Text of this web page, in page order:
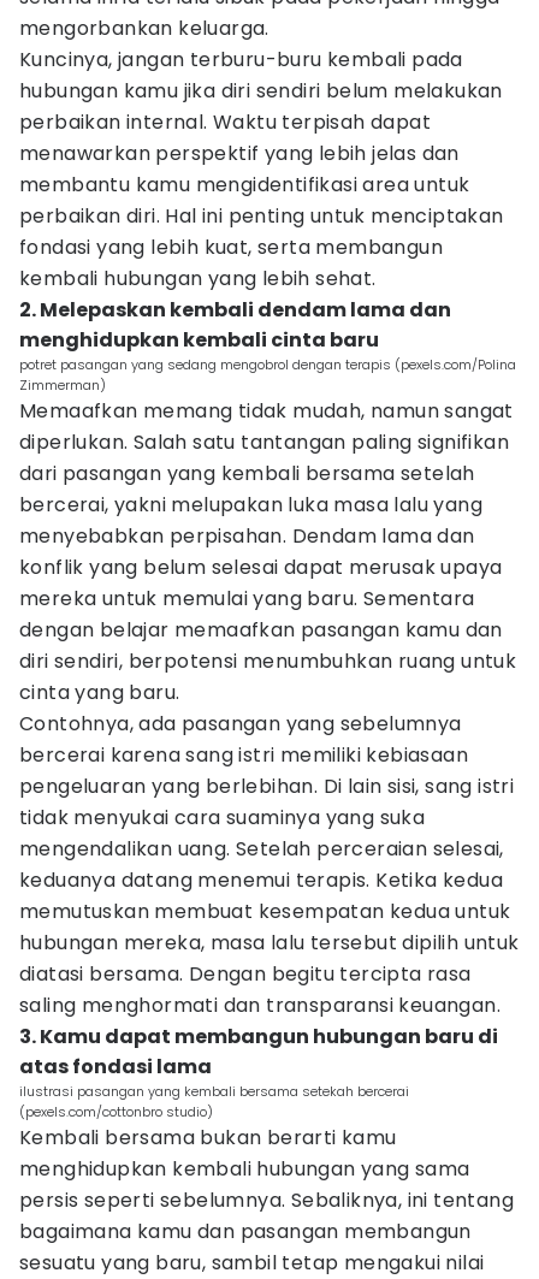
mengorbankan keluarga.
Kuncinya, jangan terburu-buru kembali pada
hubungan kamu jika diri sendiri belum melakukan
perbaikan internal. Waktu terpisah dapat
menawarkan perspektif yang lebih jelas dan
membantu kamu mengidentifikasi area untuk
perbaikan diri. Hal ini penting untuk menciptakan
fondasi yang lebih kuat, serta membangun
kembali hubungan yang lebih sehat.
2. Melepaskan kembali dendam lama dan
menghidupkan kembali cinta baru
potret pasangan yang sedang mengobrol dengan terapis (pexels.com/Polina
Zimmerman)
Memaafkan memang tidak mudah, namun sangat
diperlukan. Salah satu tantangan paling signifikan
dari pasangan yang kembali bersama setelah
bercerai, yakni melupakan luka masa lalu yang
menyebabkan perpisahan. Dendam lama dan
konflik yang belum selesai dapat merusak upaya
mereka untuk memulai yang baru. Sementara
dengan belajar memaafkan pasangan kamu dan
diri sendiri, berpotensi menumbuhkan ruang untuk
cinta yang baru.
Contohnya, ada pasangan yang sebelumnya
bercerai karena sang istri memiliki kebiasaan
pengeluaran yang berlebihan. Di lain sisi, sang istri
tidak menyukai cara suaminya yang suka
mengendalikan uang. Setelah perceraian selesai,
keduanya datang menemui terapis. Ketika kedua
memutuskan membuat kesempatan kedua untuk
hubungan mereka, masa lalu tersebut dipilih untuk
diatasi bersama. Dengan begitu tercipta rasa
saling menghormati dan transparansi keuangan.
3. Kamu dapat membangun hubungan baru di
atas fondasi lama
ilustrasi pasangan yang kembali bersama setekah bercerai
(pexels.com/cottonbro studio)
Kembali bersama bukan berarti kamu
menghidupkan kembali hubungan yang sama
persis seperti sebelumnya. Sebaliknya, ini tentang
bagaimana kamu dan pasangan membangun
sesuatu yang baru, sambil tetap mengakui nilai